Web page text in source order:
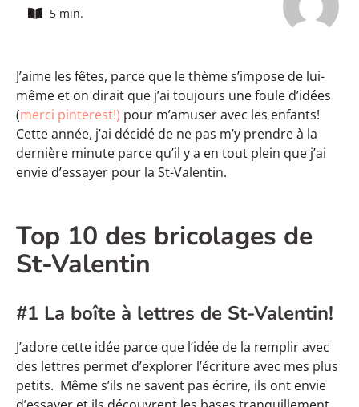
5 min.
J’aime les fêtes, parce que le thème s’impose de lui-
même et on dirait que j’ai toujours une foule d’idées
(merci pinterest!) pour m’amuser avec les enfants!
Cette année, j’ai décidé de ne pas m’y prendre à la
dernière minute parce qu’il y a en tout plein que j’ai
envie d’essayer pour la St-Valentin.
Top 10 des bricolages de
St-Valentin
#1 La boîte à lettres de St-Valentin!
J’adore cette idée parce que l’idée de la remplir avec
des lettres permet d’explorer l’écriture avec mes plus
petits. Même s’ils ne savent pas écrire, ils ont envie